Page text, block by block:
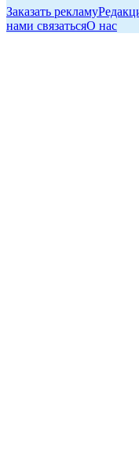
Заказать рекламу
нами связатьсяО нас